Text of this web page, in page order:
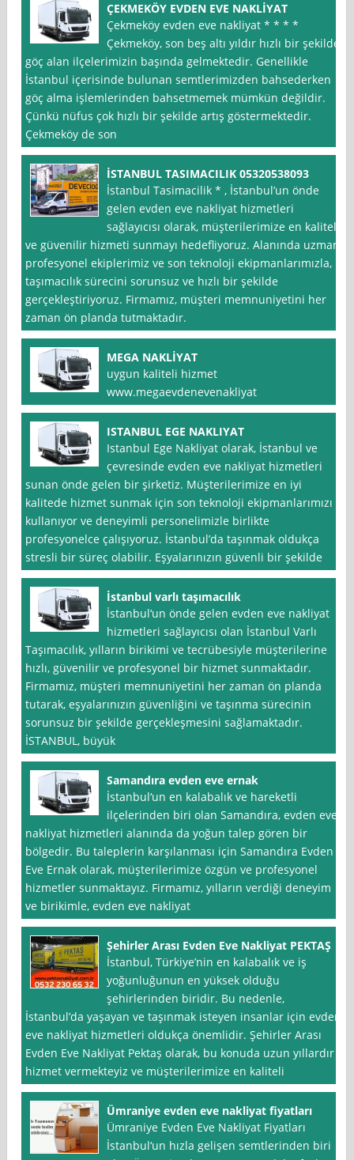
ÇEKMEKÖY EVDEN EVE NAKLİYAT
Çekmeköy evden eve nakliyat * * * *
Çekmeköy, son beş altı yıldır hızlı bir şekilde
göç alan ilçelerimizin başında gelmektedir. Genellikle
İstanbul içerisinde bulunan semtlerimizden bahsederken
göç alma işlemlerinden bahsetmemek mümkün değildir.
Çünkü nüfus çok hızlı bir şekilde artış göstermektedir.
Çekmeköy de son
İSTANBUL TASIMACILIK 05320538093
İstanbul Tasimacilik * , İstanbul’un önde
gelen evden eve nakliyat hizmetleri
sağlayıcısı olarak, müşterilerimize en kaliteli
ve güvenilir hizmeti sunmayı hedefliyoruz. Alanında uzman
profesyonel ekiplerimiz ve son teknoloji ekipmanlarımızla,
taşımacılık sürecini sorunsuz ve hızlı bir şekilde
gerçekleştiriyoruz. Firmamız, müşteri memnuniyetini her
zaman ön planda tutmaktadır.
MEGA NAKLİYAT
uygun kaliteli hizmet
www.megaevdenevenakliyat
ISTANBUL EGE NAKLIYAT
Istanbul Ege Nakliyat olarak, İstanbul ve
çevresinde evden eve nakliyat hizmetleri
sunan önde gelen bir şirketiz. Müşterilerimize en iyi
kalitede hizmet sunmak için son teknoloji ekipmanlarımızı
kullanıyor ve deneyimli personelimizle birlikte
profesyonelce çalışıyoruz. İstanbul’da taşınmak oldukça
stresli bir süreç olabilir. Eşyalarınızın güvenli bir şekilde
İstanbul varlı taşımacılık
İstanbul‘un önde gelen evden eve nakliyat
hizmetleri sağlayıcısı olan İstanbul Varlı
Taşımacılık, yılların birikimi ve tecrübesiyle müşterilerine
hızlı, güvenilir ve profesyonel bir hizmet sunmaktadır.
Firmamız, müşteri memnuniyetini her zaman ön planda
tutarak, eşyalarınızın güvenliğini ve taşınma sürecinin
sorunsuz bir şekilde gerçekleşmesini sağlamaktadır.
İSTANBUL, büyük
Samandıra evden eve ernak
İstanbul‘un en kalabalık ve hareketli
ilçelerinden biri olan Samandıra, evden eve
nakliyat hizmetleri alanında da yoğun talep gören bir
bölgedir. Bu taleplerin karşılanması için Samandıra Evden
Eve Ernak olarak, müşterilerimize özgün ve profesyonel
hizmetler sunmaktayız. Firmamız, yılların verdiği deneyim
ve birikimle, evden eve nakliyat
Şehirler Arası Evden Eve Nakliyat PEKTAŞ
İstanbul, Türkiye’nin en kalabalık ve iş
yoğunluğunun en yüksek olduğu
şehirlerinden biridir. Bu nedenle,
İstanbul’da yaşayan ve taşınmak isteyen insanlar için evden
eve nakliyat hizmetleri oldukça önemlidir. Şehirler Arası
Evden Eve Nakliyat Pektaş olarak, bu konuda uzun yıllardır
hizmet vermekteyiz ve müşterilerimize en kaliteli
Ümraniye evden eve nakliyat fiyatları
Ümraniye Evden Eve Nakliyat Fiyatları
İstanbul‘un hızla gelişen semtlerinden biri